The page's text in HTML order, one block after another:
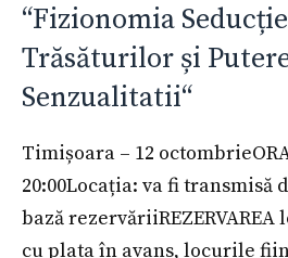
“Fizionomia
Trăsăturilor și
Senzualitatii“
Timișoara – 12
20:00Locația: va fi transmisă
bază
cu plata în avans, locurile